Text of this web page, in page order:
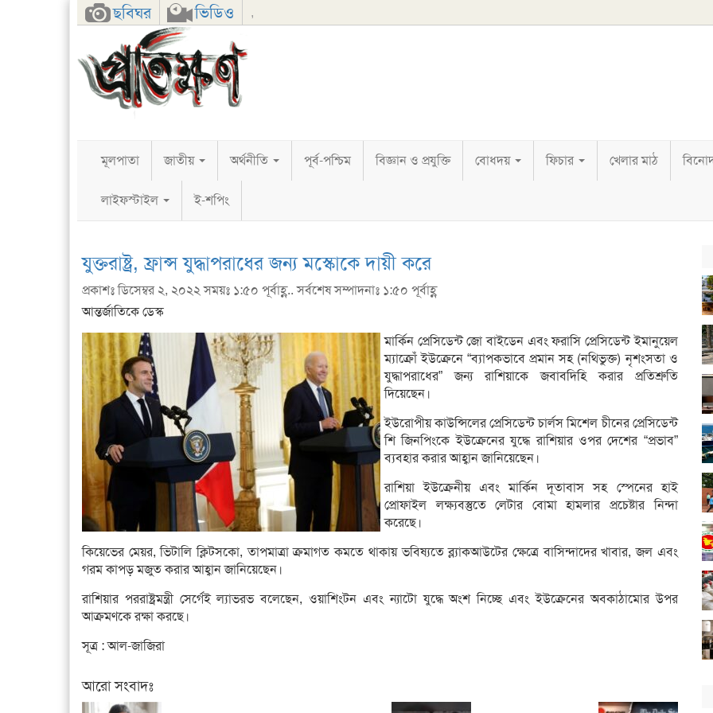
ছবিঘর ভিডিও ,
FacebookTwitterGoogle+
মূলপাতা জাতীয় অর্থনীতি পূর্ব-পশ্চিম বিজ্ঞান ও প্রযুক্তি বোধদয় ফিচার খেলার মাঠ
লাইফস্টাইল ই-শপিং
যুক্তরাষ্ট্র, ফ্রান্স যুদ্ধাপরাধের জন্য মস্কোকে দায়ী করে
প্রকাশঃ ডিসেম্বর ২, ২০২২ সময়ঃ ১:৫০ পূর্বাহ্ণ.. সর্বশেষ সম্পাদনাঃ ১:৫০ পূর্বাহ্ণ
আন্তর্জাতিকে ডেস্ক
মার্কিন প্রেসিডেন্ট জো বাইডেন এবং ফরাসি প্রেসিডেন্ট ইমানুয়েল
ম্যাক্রোঁ ইউক্রেনে “ব্যাপকভাবে প্রমান সহ (নথিভুক্ত) নৃশংসতা ও
যুদ্ধাপরাধের” জন্য রাশিয়াকে জবাবদিহি করার প্রতিশ্রুতি
দিয়েছেন।
ইউরোপীয় কাউন্সিলের প্রেসিডেন্ট চার্লস মিশেল চীনের প্রেসিডেন্ট
শি জিনপিংকে ইউক্রেনের যুদ্ধে রাশিয়ার ওপর দেশের “প্রভাব”
ব্যবহার করার আহ্বান জানিয়েছেন।
রাশিয়া ইউক্রেনীয় এবং মার্কিন দূতাবাস সহ স্পেনের হাই
প্রোফাইল লক্ষ্যবস্তুতে লেটার বোমা হামলার প্রচেষ্টার নিন্দা
করেছে।
কিয়েভের মেয়র, ভিটালি ক্লিটসকো, তাপমাত্রা ক্রমাগত কমতে থাকায় ভবিষ্যতে ব্ল্যাকআউটের ক্ষেত্রে বাসিন্দাদের খাবার, জল এবং
গরম কাপড় মজুত করার আহ্বান জানিয়েছেন।
রাশিয়ার পররাষ্ট্রমন্ত্রী সের্গেই ল্যাভরভ বলেছেন, ওয়াশিংটন এবং ন্যাটো যুদ্ধে অংশ নিচ্ছে এবং ইউক্রেনের অবকাঠামোর উপর
আক্রমণকে রক্ষা করছে।
সূত্র : আল-জাজিরা
আরো সংবাদঃ